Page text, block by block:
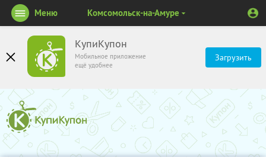
КупиКупон
Мобильное приложение
ещё удобнее
Загрузить
Меню Комсомольск-на-Амуре